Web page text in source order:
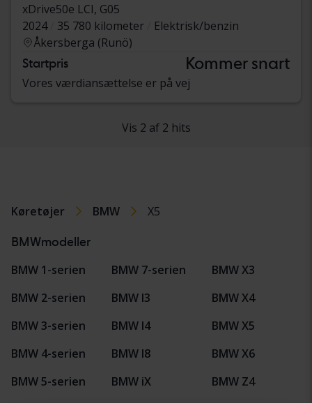
xDrive50e LCI, G05
2024
35 780 kilometer
Elektrisk/benzin
Åkersberga (Runö)
Startpris Kommer snart
Vores værdiansættelse er på vej
Vis 2 af 2 hits
Køretøjer BMW X5
BMWmodeller
BMW 1-serien
BMW 2-serien
BMW 3-serien
BMW 4-serien
BMW 5-serien
BMW 7-serien
BMW I3
BMW I4
BMW I8
BMW iX
BMW X3
BMW X4
BMW X5
BMW X6
BMW Z4